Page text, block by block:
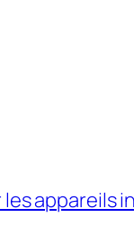
appareils